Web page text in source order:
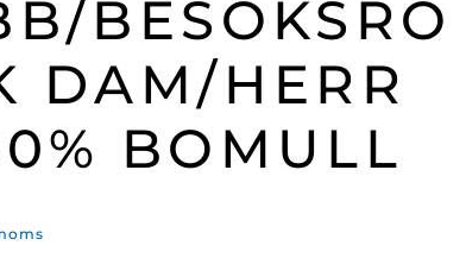
BESÖKSRO
DAM/HERR
BOMULL